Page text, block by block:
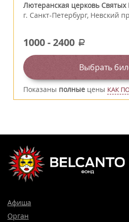
Лютеранская церковь
г. Санкт-Петербург, Невский
1000-2400 a
Выбрать
Показаны полные цены КАК
Афиша
Орган